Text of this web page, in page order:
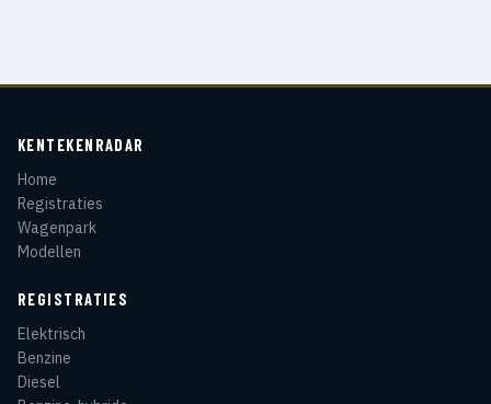
KENTEKENRADAR
Home
Registraties
Wagenpark
Modellen
REGISTRATIES
Elektrisch
Benzine
Diesel